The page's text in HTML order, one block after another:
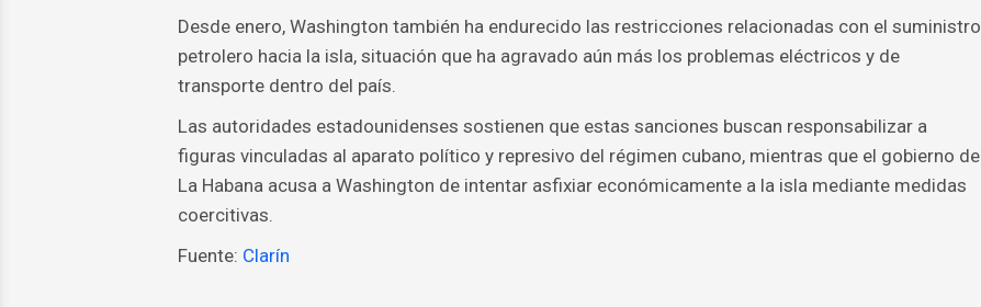
Desde enero, Washington también ha endurecido las restricciones relacionadas con el suministro
petrolero hacia la isla, situación que ha agravado aún más los problemas eléctricos y de
transporte dentro del país.
Las autoridades estadounidenses sostienen que estas sanciones buscan responsabilizar a
figuras vinculadas al aparato político y represivo del régimen cubano, mientras que el gobierno de
La Habana acusa a Washington de intentar asfixiar económicamente a la isla mediante medidas
coercitivas.
Fuente: Clarín